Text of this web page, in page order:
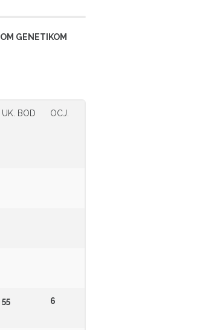
GENETIKOM
UK. BOD OCJ.
55 6